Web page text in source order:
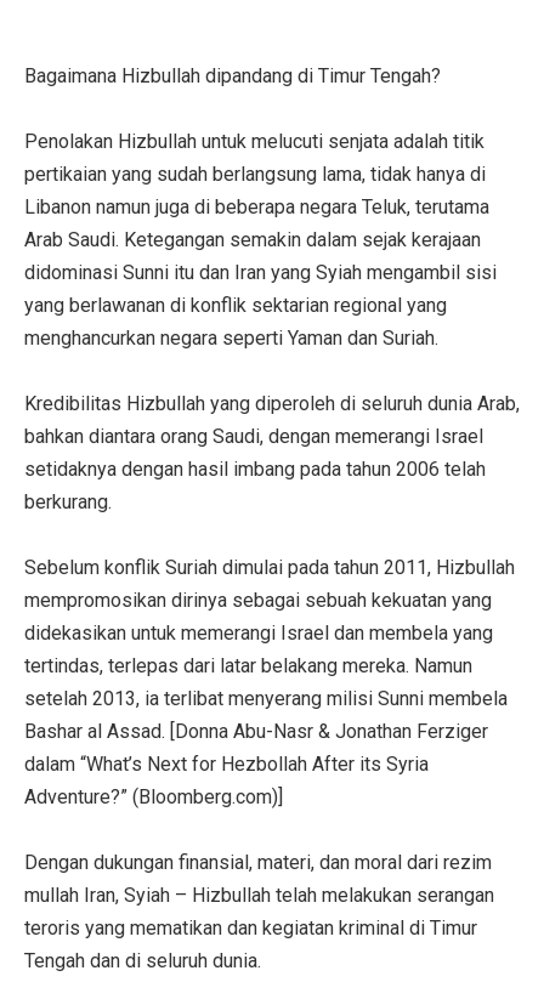
Bagaimana Hizbullah dipandang di Timur Tengah?
Penolakan Hizbullah untuk melucuti senjata adalah titik
pertikaian yang sudah berlangsung lama, tidak hanya di
Libanon namun juga di beberapa negara Teluk, terutama
Arab Saudi. Ketegangan semakin dalam sejak kerajaan
didominasi Sunni itu dan Iran yang Syiah mengambil sisi
yang berlawanan di konflik sektarian regional yang
menghancurkan negara seperti Yaman dan Suriah.
Kredibilitas Hizbullah yang diperoleh di seluruh dunia Arab,
bahkan diantara orang Saudi, dengan memerangi Israel
setidaknya dengan hasil imbang pada tahun 2006 telah
berkurang.
Sebelum konflik Suriah dimulai pada tahun 2011, Hizbullah
mempromosikan dirinya sebagai sebuah kekuatan yang
didekasikan untuk memerangi Israel dan membela yang
tertindas, terlepas dari latar belakang mereka. Namun
setelah 2013, ia terlibat menyerang milisi Sunni membela
Bashar al Assad. [Donna Abu-Nasr & Jonathan Ferziger
dalam “What’s Next for Hezbollah After its Syria
Adventure?” (Bloomberg.com)]
Dengan dukungan finansial, materi, dan moral dari rezim
mullah Iran, Syiah – Hizbullah telah melakukan serangan
teroris yang mematikan dan kegiatan kriminal di Timur
Tengah dan di seluruh dunia.